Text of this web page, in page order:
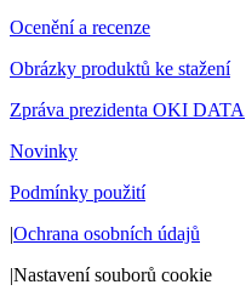
Ocenění a recenze
Obrázky produktů ke stažení
Zpráva prezidenta OKI DATA
Novinky
Podmínky použití
|Ochrana osobních údajů
|Nastavení souborů cookie